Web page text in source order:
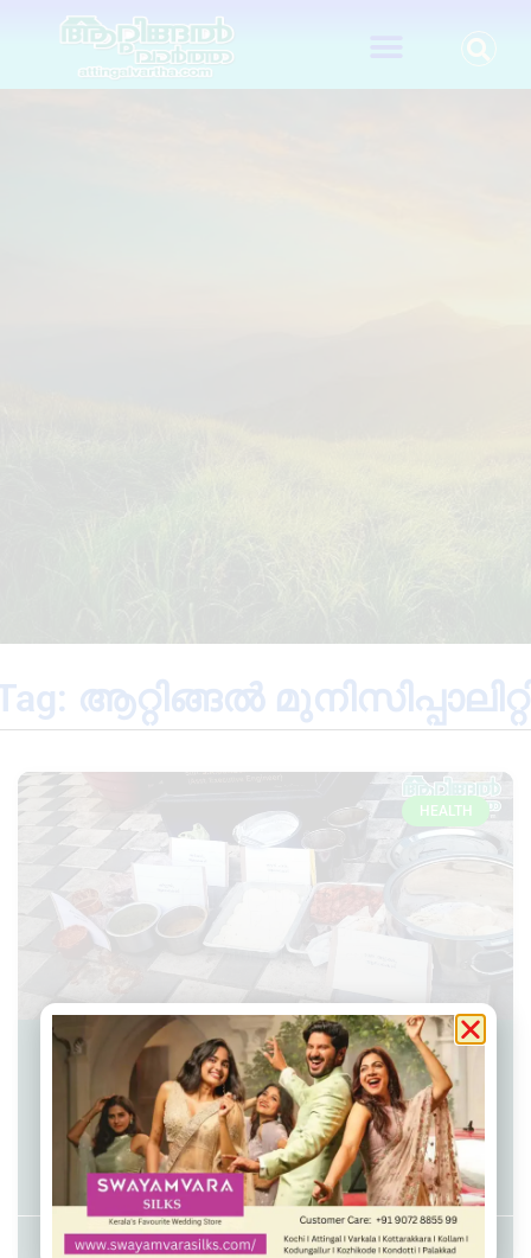
ആറ്റിങ്ങൽ
HEALTH
ആലംകോട് പ്രദേശത്തെ നിരവധി
ഹോട്ടലുകളിൽ പരിശോധന നടത്തി,
പഴകിയ ഭക്ഷണപദാർത്ഥങ്ങൾ
പിടികൂടി
Admin YS January 12, 2023 7:38 pm